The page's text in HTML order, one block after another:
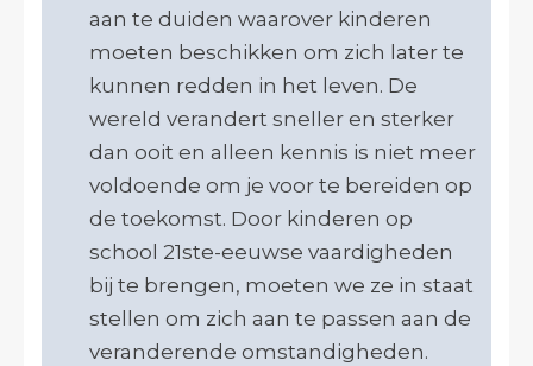
aan te duiden waarover kinderen
moeten beschikken om zich later te
kunnen redden in het leven. De
wereld verandert sneller en sterker
dan ooit en alleen kennis is niet meer
voldoende om je voor te bereiden op
de toekomst. Door kinderen op
school 21ste-eeuwse vaardigheden
bij te brengen, moeten we ze in staat
stellen om zich aan te passen aan de
veranderende omstandigheden.